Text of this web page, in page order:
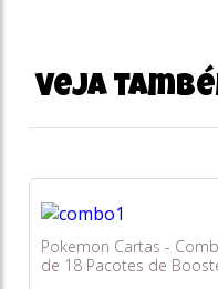
Veja
Pokemon Cartas -
de 18 Pacotes de